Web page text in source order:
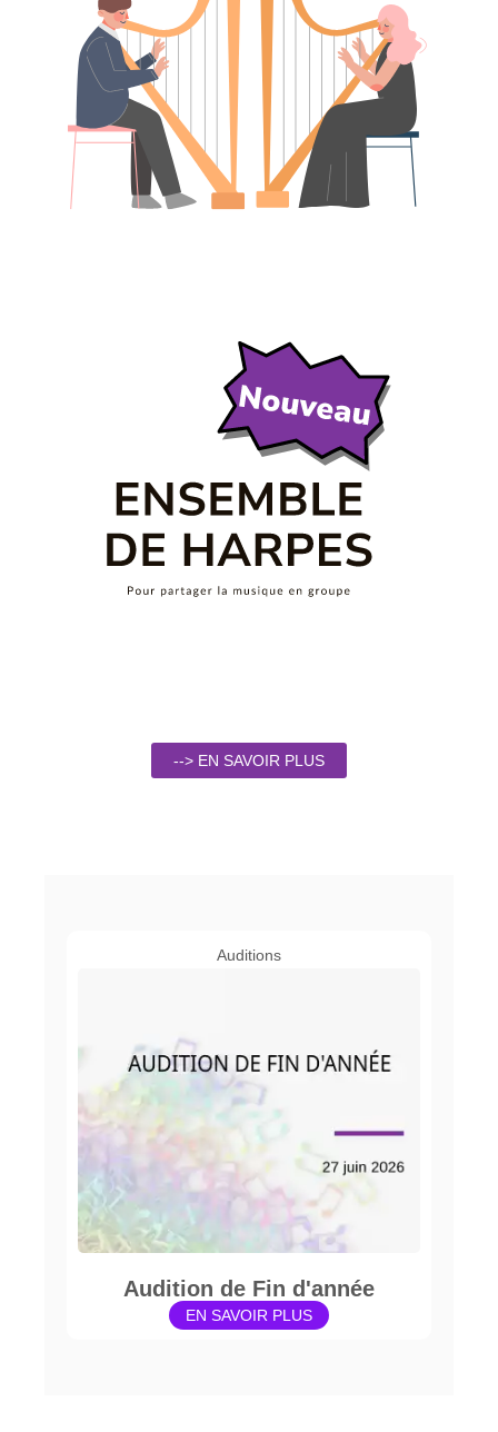
--> EN SAVOIR PLUS
Auditions
Audition de Fin d'année
EN SAVOIR PLUS